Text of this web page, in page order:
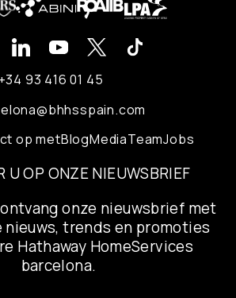
+34 93 416 01 45
op metBlogMediaTeamJobs
U OP ONZE NIEUWSBRIEF
onze nieuwsbrief met
trends en promoties
Hathaway HomeServices
barcelona.